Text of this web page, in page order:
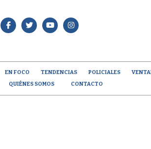
EN FOCO TENDENCIAS POLICIALES
QUIÉNES SOMOS CONTACTO